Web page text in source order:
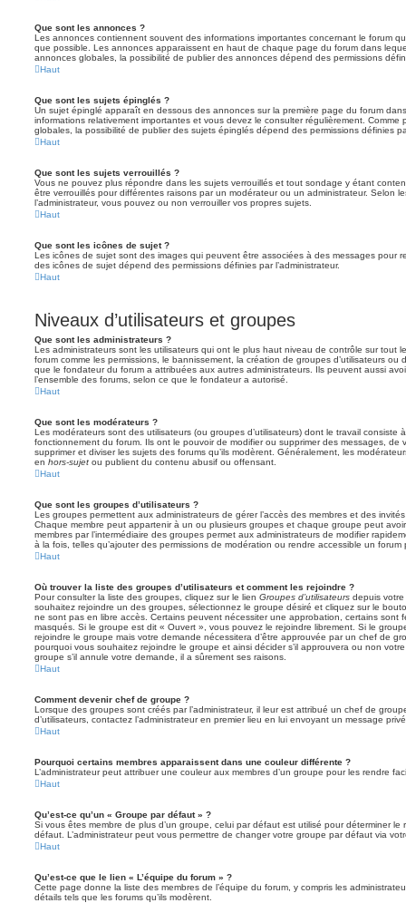
Que sont les annonces ?
Les annonces contiennent souvent des informations importantes concernant le forum
que possible. Les annonces apparaissent en haut de chaque page du forum dans
annonces globales, la possibilité de publier des annonces dépend des permissions
Haut
Que sont les sujets épinglés ?
Un sujet épinglé apparaît en dessous des annonces sur la première page du forum
informations relativement importantes et vous devez le consulter régulièrement.
globales, la possibilité de publier des sujets épinglés dépend des permissions définies
Haut
Que sont les sujets verrouillés ?
Vous ne pouvez plus répondre dans les sujets verrouillés et tout sondage y étant
être verrouillés pour différentes raisons par un modérateur ou un administrateur. Selon
l’administrateur, vous pouvez ou non verrouiller vos propres sujets.
Haut
Que sont les icônes de sujet ?
Les icônes de sujet sont des images qui peuvent être associées à des messages pour
des icônes de sujet dépend des permissions définies par l’administrateur.
Haut
Niveaux d’utilisateurs et groupes
Que sont les administrateurs ?
Les administrateurs sont les utilisateurs qui ont le plus haut niveau de contrôle sur tout
forum comme les permissions, le bannissement, la création de groupes d’utilisateurs ou
que le fondateur du forum a attribuées aux autres administrateurs. Ils peuvent aussi
l’ensemble des forums, selon ce que le fondateur a autorisé.
Haut
Que sont les modérateurs ?
Les modérateurs sont des utilisateurs (ou groupes d’utilisateurs) dont le travail consiste
fonctionnement du forum. Ils ont le pouvoir de modifier ou supprimer des messages, de
supprimer et diviser les sujets des forums qu’ils modèrent. Généralement, les
en hors-sujet ou publient du contenu abusif ou offensant.
Haut
Que sont les groupes d’utilisateurs ?
Les groupes permettent aux administrateurs de gérer l’accès des membres et des
Chaque membre peut appartenir à un ou plusieurs groupes et chaque groupe peut
membres par l’intermédiaire des groupes permet aux administrateurs de modifier
à la fois, telles qu’ajouter des permissions de modération ou rendre accessible un forum
Haut
Où trouver la liste des groupes d’utilisateurs et comment les rejoindre ?
Pour consulter la liste des groupes, cliquez sur le lien Groupes d’utilisateurs depuis votre
souhaitez rejoindre un des groupes, sélectionnez le groupe désiré et cliquez sur le
ne sont pas en libre accès. Certains peuvent nécessiter une approbation, certains sont
masqués. Si le groupe est dit « Ouvert », vous pouvez le rejoindre librement. Si le
rejoindre le groupe mais votre demande nécessitera d’être approuvée par un chef de
pourquoi vous souhaitez rejoindre le groupe et ainsi décider s’il approuvera ou non
groupe s’il annule votre demande, il a sûrement ses raisons.
Haut
Comment devenir chef de groupe ?
Lorsque des groupes sont créés par l’administrateur, il leur est attribué un chef de
d’utilisateurs, contactez l’administrateur en premier lieu en lui envoyant un message
Haut
Pourquoi certains membres apparaissent dans une couleur différente ?
L’administrateur peut attribuer une couleur aux membres d’un groupe pour les rendre
Haut
Qu’est-ce qu’un « Groupe par défaut » ?
Si vous êtes membre de plus d’un groupe, celui par défaut est utilisé pour déterminer
défaut. L’administrateur peut vous permettre de changer votre groupe par défaut via
Haut
Qu’est-ce que le lien « L’équipe du forum » ?
Cette page donne la liste des membres de l’équipe du forum, y compris les
détails tels que les forums qu’ils modèrent.